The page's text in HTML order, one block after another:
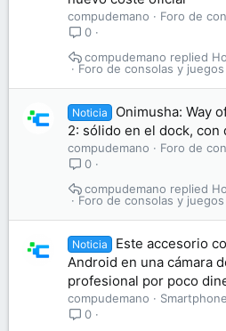
compudemano
Foro de
0
Foro de consolas y juegos
compudemano
Noticia
Onimusha: Way
2: sólido en el dock,
compudemano
Foro de
0
Foro de consolas y juegos
compudemano
Noticia
Este accesorio
Android en una cámara
profesional por poco
compudemano
0